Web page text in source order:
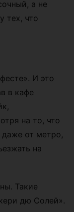
а не
тех, что
И это
в кафе
на то, что
даже от метро,
на
Такие
дю Солей».